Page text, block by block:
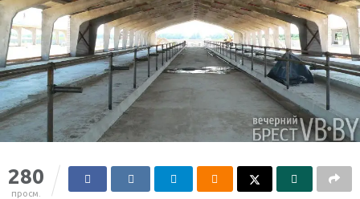
280
просм.